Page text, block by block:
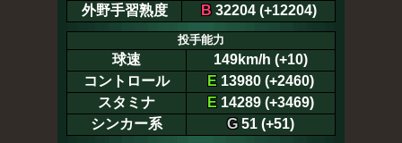
外野手習熟度
B32204 (+12204)
投手能力
球速
149km/h (+10)
コントロール
E 13980 (+2460)
スタミナ
E 14289 (+3469)
シンカー系
G51 (+51)